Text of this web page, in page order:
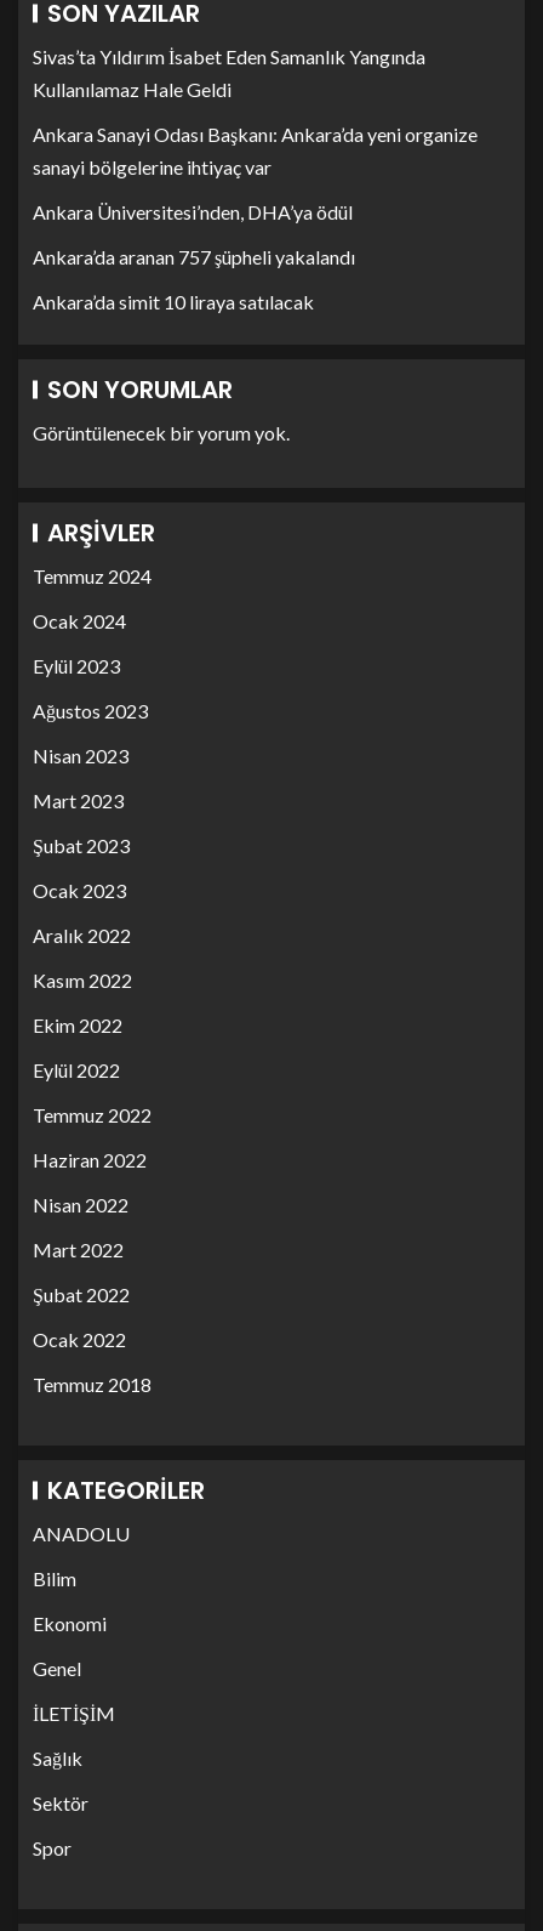
SON YAZILAR
Sivas’ta Yıldırım İsabet Eden Samanlık Yangında
Kullanılamaz Hale Geldi
Ankara Sanayi Odası Başkanı: Ankara’da yeni organize
sanayi bölgelerine ihtiyaç var
Ankara Üniversitesi’nden, DHA’ya ödül
Ankara’da aranan 757 şüpheli yakalandı
Ankara’da simit 10 liraya satılacak
SON YORUMLAR
Görüntülenecek bir yorum yok.
ARŞIVLER
Temmuz 2024
Ocak 2024
Eylül 2023
Ağustos 2023
Nisan 2023
Mart 2023
Şubat 2023
Ocak 2023
Aralık 2022
Kasım 2022
Ekim 2022
Eylül 2022
Temmuz 2022
Haziran 2022
Nisan 2022
Mart 2022
Şubat 2022
Ocak 2022
Temmuz 2018
KATEGORILER
ANADOLU
Bilim
Ekonomi
Genel
İLETİŞİM
Sağlık
Sektör
Spor